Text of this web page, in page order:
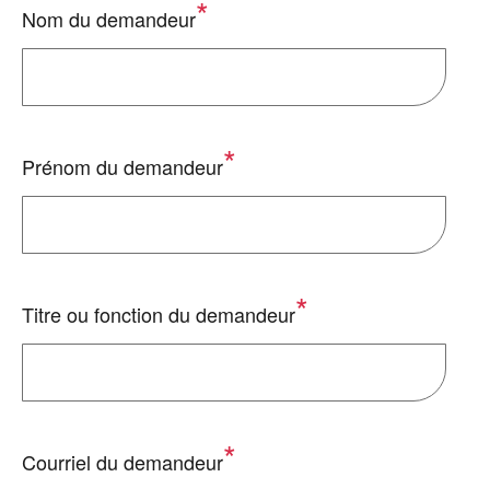
Nom du demandeur
Prénom du demandeur
Titre ou fonction du demandeur
Courriel du demandeur